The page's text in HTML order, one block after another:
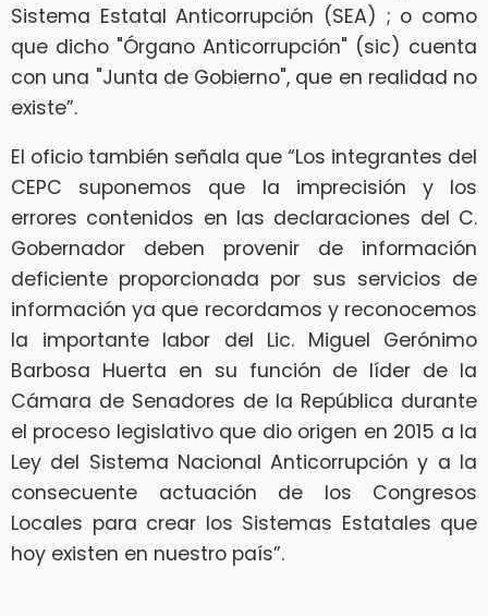
Sistema Estatal Anticorrupción (SEA) ; o como
que dicho "Órgano Anticorrupción" (sic) cuenta
con una "Junta de Gobierno", que en realidad no
existe”.
El oficio también señala que “Los integrantes del
CEPC suponemos que la imprecisión y los
errores contenidos en las declaraciones del C.
Gobernador deben provenir de información
deficiente proporcionada por sus servicios de
información ya que recordamos y reconocemos
la importante labor del Lic. Miguel Gerónimo
Barbosa Huerta en su función de líder de la
Cámara de Senadores de la República durante
el proceso legislativo que dio origen en 2015 a la
Ley del Sistema Nacional Anticorrupción y a la
consecuente actuación de los Congresos
Locales para crear los Sistemas Estatales que
hoy existen en nuestro país”.